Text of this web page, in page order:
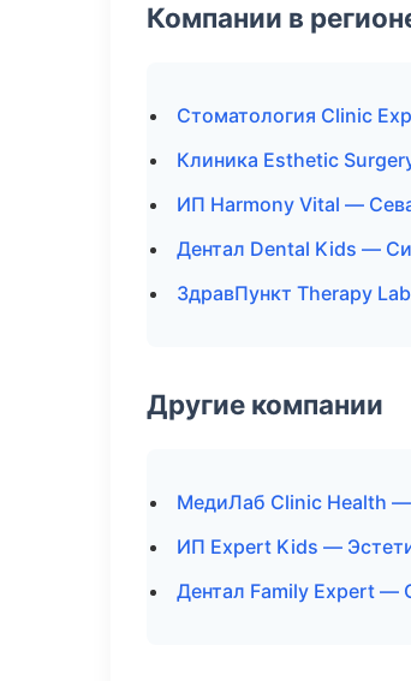
Компании в
Стоматология Clinic
Клиника Esthetic
ИП Harmony Vital —
Дентал Dental Kids —
ЗдравПункт Therapy
Другие компании
МедиЛаб Clinic Health
ИП Expert Kids —
Дентал Family Expert —